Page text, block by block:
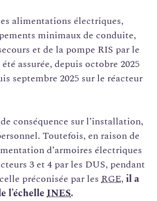
alimentations électriques,
minimaux de conduite,
et de la pompe RIS par le
assurée, depuis octobre 2025
septembre 2025 sur le réacteur
conséquence sur l’installation,
Toutefois, en raison de
d’armoires électriques
3 et 4 par les DUS, pendant
préconisée par les RGE, il a
l’échelleINES.